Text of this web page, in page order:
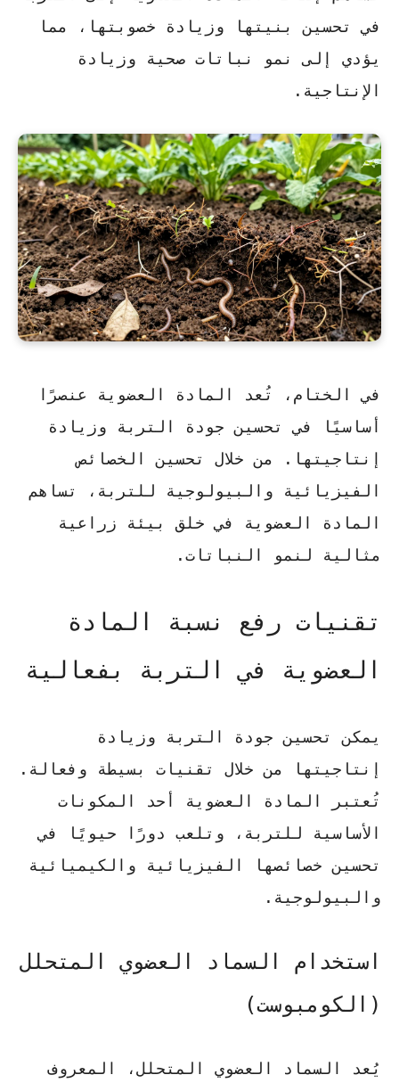
في تحسين بنيتها وزيادة خصوبتها، مما
يؤدي إلى نمو نباتات صحية وزيادة
الإنتاجية.
في الختام، تُعد المادة العضوية عنصرًا
أساسيًا في
تحسين جودة التربة وزيادة
إنتاجيتها. من خلال تحسين الخصائص
الفيزيائية والبيولوجية للتربة، تساهم
المادة العضوية في خلق بيئة زراعية
مثالية لنمو النباتات.
تقنيات رفع نسبة المادة
العضوية في التربة بفعالية
يمكن تحسين جودة التربة وزيادة
إنتاجيتها من خلال تقنيات بسيطة وفعالة.
تُعتبر المادة العضوية أحد المكونات
الأساسية للتربة، وتلعب دورًا حيويًا في
تحسين خصائصها الفيزيائية والكيميائية
والبيولوجية.
استخدام السماد العضوي المتحلل
(الكومبوست)
يُعد السماد العضوي المتحلل، المعروف